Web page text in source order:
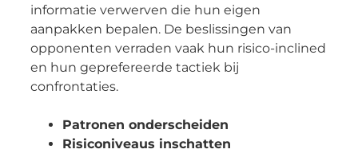
informatie verwerven die hun eigen
aanpakken bepalen. De beslissingen van
opponenten verraden vaak hun risico-inclined
en hun geprefereerde tactiek bij
confrontaties.
Patronen onderscheiden
Risiconiveaus inschatten